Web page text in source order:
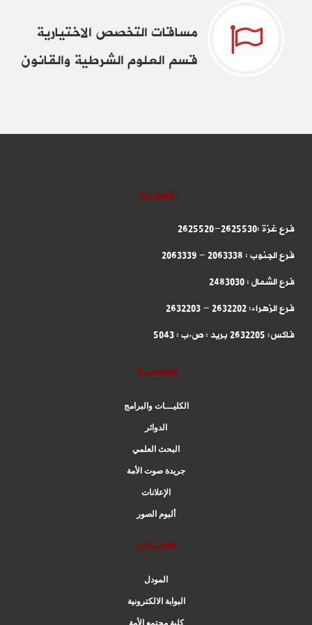
مساقات التخصص الاختيارية
قسم العلوم الشرطية والقانون
اتصل بنا
فرع غزة :2625530-2625520
فرع الجنوب : 2063338 - 2063339
فرع الشمال : 2483030
فرع الزهراء: 2632202 - 2632203
فاكس: 2632205 بريد : ص.ب : 5043
الجامعــة
الكليـــات والبرامج
الدوائر
البحث العلمي
جريدة صوت الأمة
الإعلانات
ألبوم الصور
الطــلاب
المودل
البوابة الالكترونية
كلية مجتمع الأمة